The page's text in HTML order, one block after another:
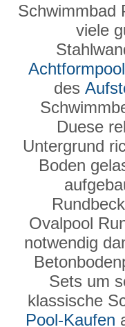
Schwimmbad
viele
Achtformpool
des
Duese
Untergrund
Boden
Ovalpool
notwendig
Sets um
klassische
Pool-Kaufen